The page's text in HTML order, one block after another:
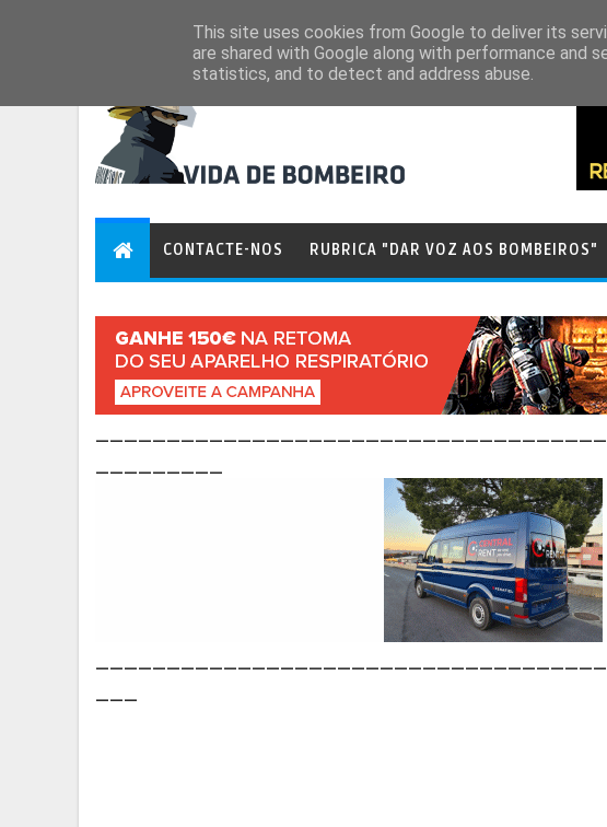
CONTACTE-NOS RUBRICA "DAR VOZ AOS BOMBEIROS"
This site uses cookies from Google to deliver its
are shared with Google along with performance and
statistics, and to detect and address abuse.